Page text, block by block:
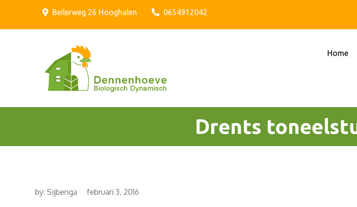
Beilerweg 26 Hooghalen 0654912042
Home
Drents
by: Sijbenga februari 3, 2016